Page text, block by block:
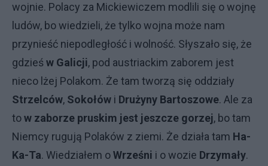
wojnie. Polacy za Mickiewiczem modlili się o wojnę
ludów, bo wiedzieli, że tylko wojna może nam
przynieść niepodległość i wolność. Słyszało się, że
gdzieśw Galicji, pod austriackim zaborem jest
nieco lżej Polakom. Że tam tworzą się oddziały
Strzelców, Sokołów i Drużyny Bartoszowe. Ale za
tow zaborze pruskim jest jeszcze gorzej, bo tam
Niemcy rugują Polaków z ziemi. Że działa tam Ha-
Ka-Ta. Wiedziałem oWrześni i o wozie Drzymały.